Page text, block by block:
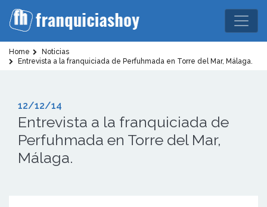
Home
Noticias
Entrevista a la franquiciada de Perfuhmada en Torre del Mar, Málaga.
12/12/14
Entrevista a la franquiciada de
Perfuhmada en Torre del Mar,
Málaga.